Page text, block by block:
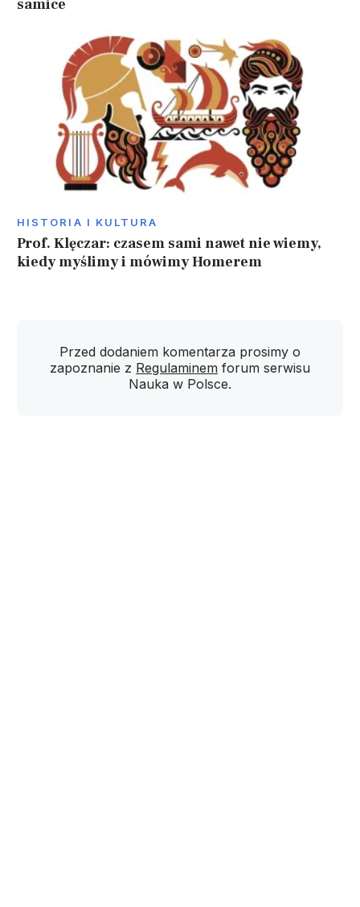
samice
HISTORIA I KULTURA
Prof. Klęczar: czasem sami nawet nie wiemy,
kiedy myślimy i mówimy Homerem
Przed dodaniem komentarza prosimy o
zapoznanie z Regulaminem forum serwisu
Nauka w Polsce.